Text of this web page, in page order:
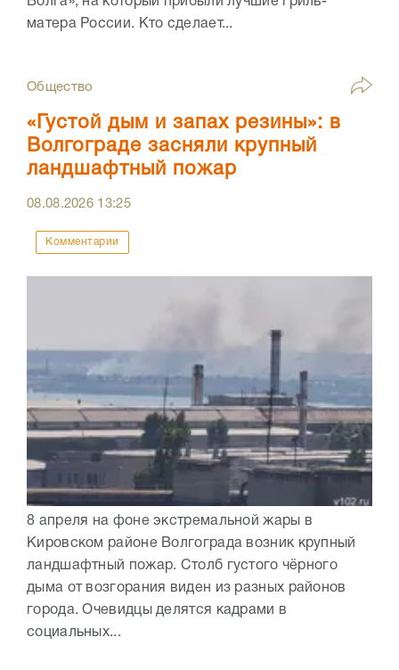
матера России. Кто сделает...
Общество
«Густой дым и запах резины»: в
Волгограде засняли крупный
ландшафтный пожар
08.08.2026 13:25
Комментарии
8 апреля на фоне экстремальной жары в
Кировском районе Волгограда возник крупный
ландшафтный пожар. Столб густого чёрного
дыма от возгорания виден из разных районов
города. Очевидцы делятся кадрами в
социальных...